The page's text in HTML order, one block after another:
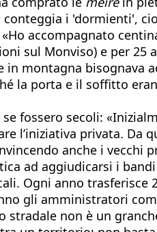
i 'dormienti',
accompagnato
sul Monviso) e per
in montagna
la porta e il soffitto
fossero secoli:
l’iniziativa privata.
anche i vecchi
ad aggiudicarsi i
Ogni anno
gli amministratori
non è un